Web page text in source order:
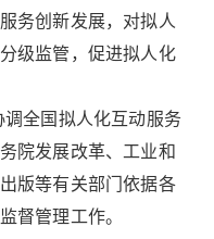
务创新发展，对拟人
级监管，促进拟人化
全国拟人化互动服务
院发展改革、工业和
版等有关部门依据各
督管理工作。